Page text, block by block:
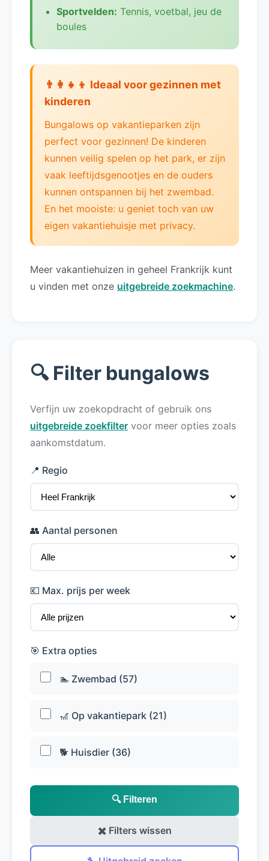
Sportvelden: Tennis, voetbal, jeu de
boules
👨‍👩‍👧‍👦 Ideaal voor gezinnen met
kinderen
Bungalows op vakantieparken zijn
perfect voor gezinnen! De kinderen
kunnen veilig spelen op het park, er zijn
vaak leeftijdsgenootjes en de ouders
kunnen ontspannen bij het zwembad.
En het mooiste: u geniet toch van uw
eigen vakantiehuisje met privacy.
Meer vakantiehuizen in geheel Frankrijk kunt
u vinden met onze uitgebreide zoekmachine.
🔍 Filter bungalows
Verfijn uw zoekopdracht of gebruik ons
uitgebreide zoekfilter voor meer opties zoals
aankomstdatum.
📍 Regio
👥 Aantal personen
💶 Max. prijs per week
🎯 Extra opties
🏊 Zwembad (57)
🎢 Op vakantiepark (21)
🐕 Huisdier (36)
🔍 Filteren
✖️ Filters wissen